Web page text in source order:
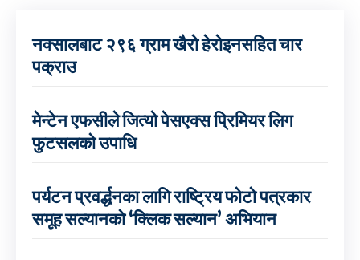
नक्सालबाट २९६ ग्राम खैरो हेरोइनसहित चार
पक्राउ
मेन्टेन एफसीले जित्यो पेसएक्स प्रिमियर लिग
फुटसलको उपाधि
पर्यटन प्रवर्द्धनका लागि राष्ट्रिय फोटो पत्रकार
समूह सल्यानको ‘क्लिक सल्यान’ अभियान